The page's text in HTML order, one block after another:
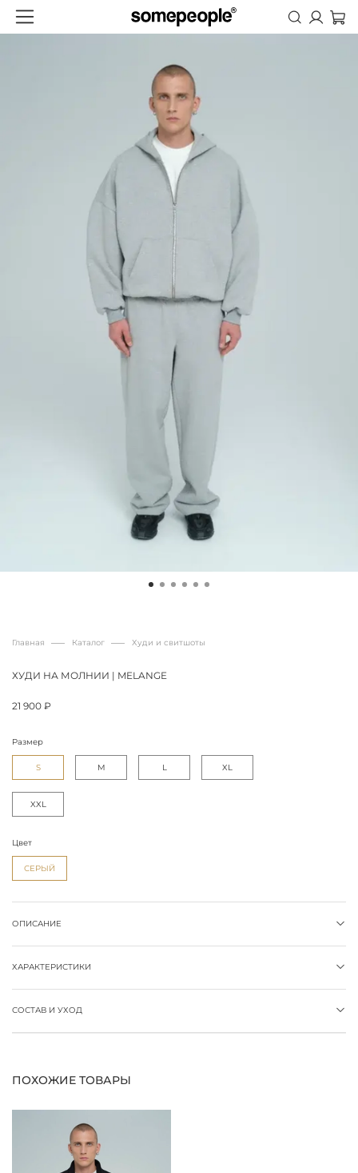
Главная Каталог Худи и свитшоты
ХУДИ НА МОЛНИИ | MELANGE
21 900 ₽
Размер
S M L XL
XXL
Цвет
СЕРЫЙ
ОПИСАНИЕ
ХАРАКТЕРИСТИКИ
СОСТАВ И УХОД
ПОХОЖИЕ ТОВАРЫ